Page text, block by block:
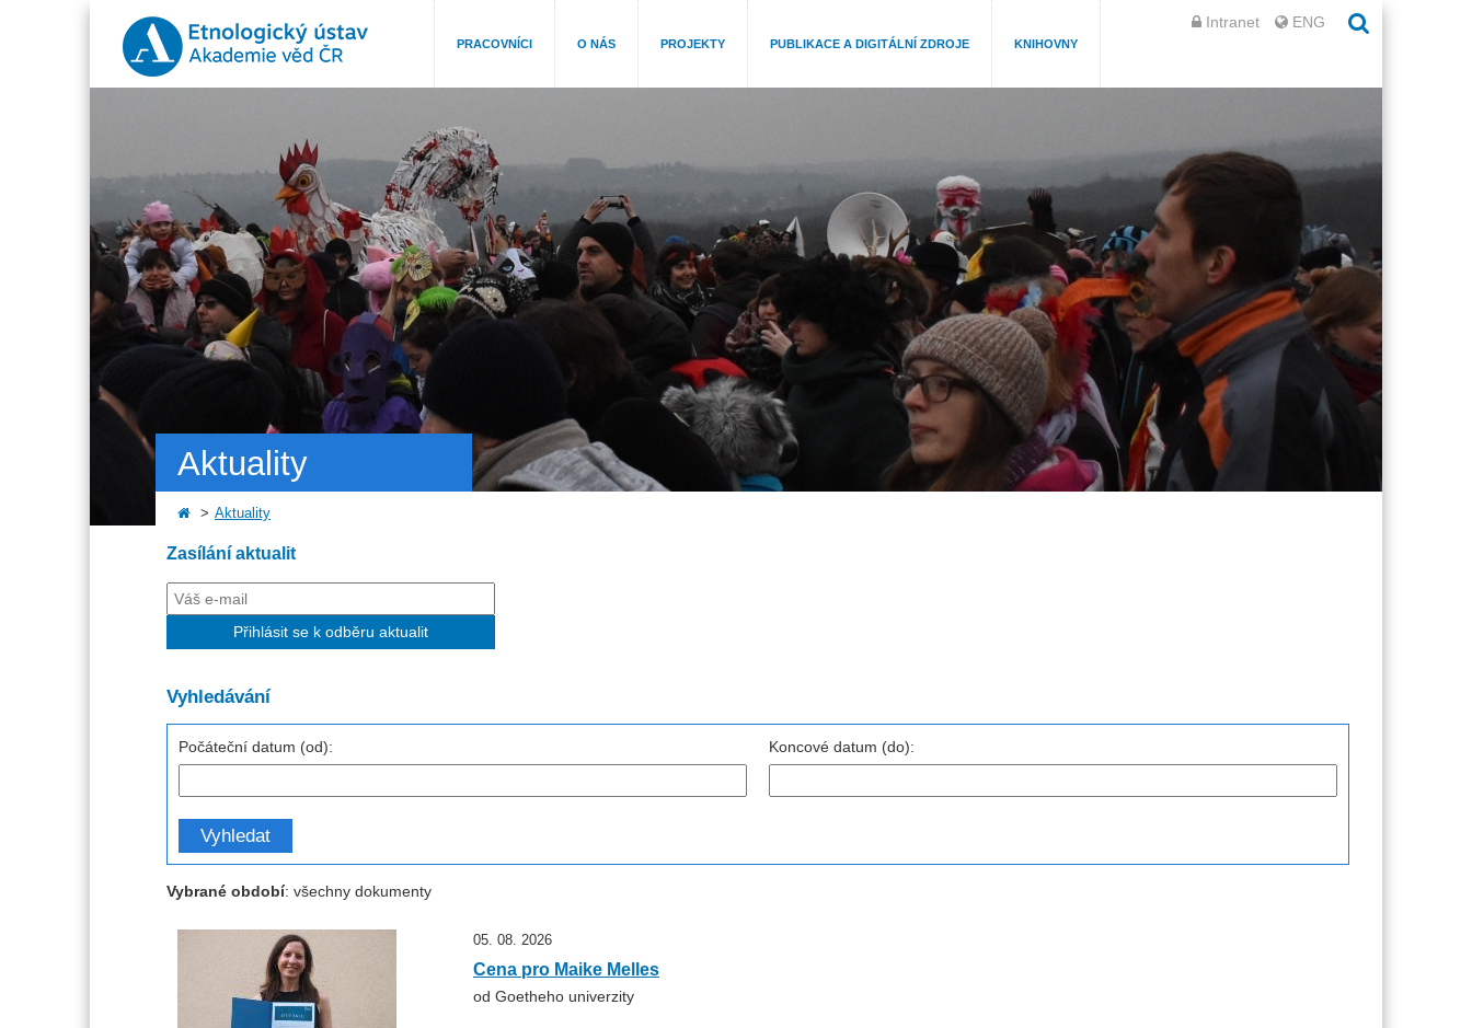
PRACOVNÍCI O NÁS PROJEKTY PUBLIKACE A DIGITÁLNÍ ZDROJE KNIHOVNY
Intranet ENG
Aktuality
Aktuality
Zasílání aktualit
Přihlásit se k odběru aktualit
Vyhledávání
Počáteční datum (od): Koncové datum (do):
Vyhledat
Vybrané období: všechny dokumenty
05. 08. 2026
Cena pro Maike Melles
od Goetheho univerzity